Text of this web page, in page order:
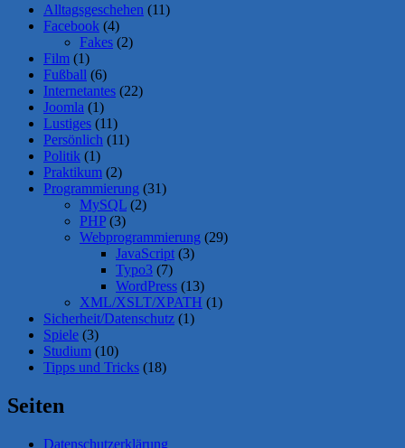
Alltagsgeschehen (11)
Facebook (4)
Fakes (2)
Film (1)
Fußball (6)
Internetantes (22)
Joomla (1)
Lustiges (11)
Persönlich (11)
Politik (1)
Praktikum (2)
Programmierung (31)
MySQL (2)
PHP (3)
Webprogrammierung (29)
JavaScript (3)
Typo3 (7)
WordPress (13)
XML/XSLT/XPATH (1)
Sicherheit/Datenschutz (1)
Spiele (3)
Studium (10)
Tipps und Tricks (18)
Seiten
Datenschutzerklärung